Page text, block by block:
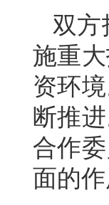
双方
施重
资环
断推
合作
面的作